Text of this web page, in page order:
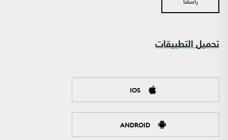
تحميل التطبيقات
IOS
ANDROID